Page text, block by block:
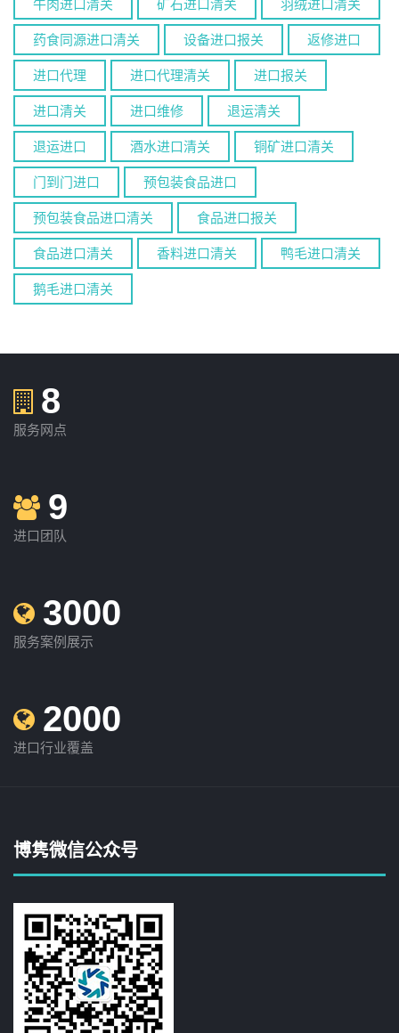
牛肉进口清关 矿石进口清关 羽绒进口清关
药食同源进口清关 设备进口报关 返修进口
进口代理 进口代理清关 进口报关
进口清关 进口维修 退运清关
退运进口 酒水进口清关 铜矿进口清关
门到门进口 预包装食品进口
预包装食品进口清关 食品进口报关
食品进口清关 香料进口清关 鸭毛进口清关
鹅毛进口清关
8
服务网点
9
进口团队
3000
服务案例展示
2000
进口行业覆盖
博隽微信公众号